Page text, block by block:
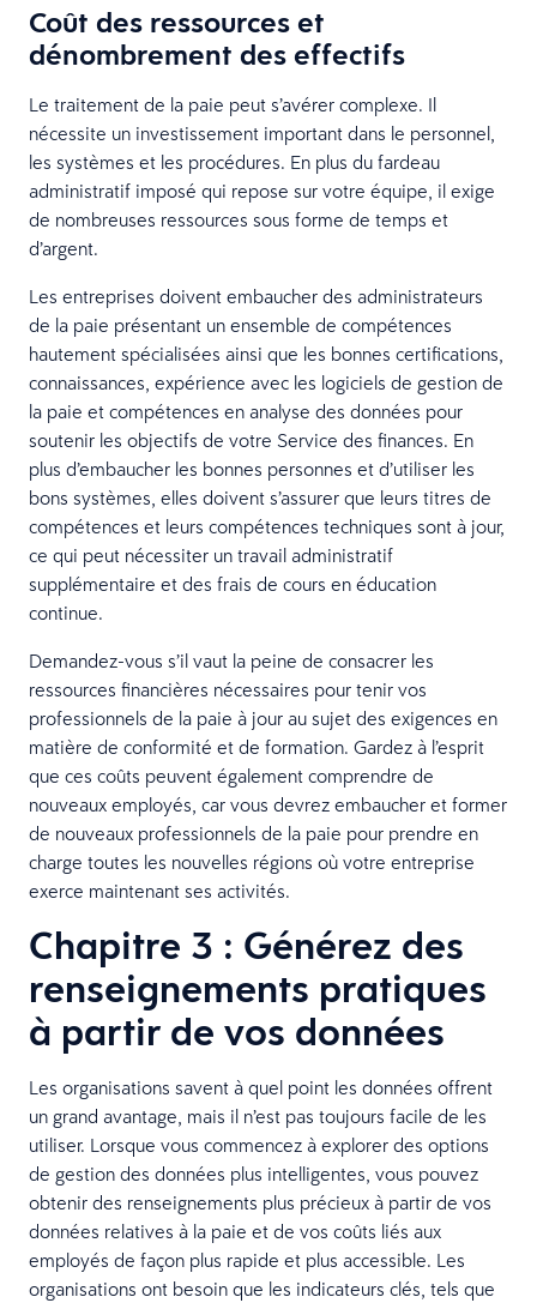
Coût des ressources et
dénombrement des effectifs
Le traitement de la paie peut s’avérer complexe. Il
nécessite un investissement important dans le personnel,
les systèmes et les procédures. En plus du fardeau
administratif imposé qui repose sur votre équipe, il exige
de nombreuses ressources sous forme de temps et
d’argent.
Les entreprises doivent embaucher des administrateurs
de la paie présentant un ensemble de compétences
hautement spécialisées ainsi que les bonnes certifications,
connaissances, expérience avec les logiciels de gestion de
la paie et compétences en analyse des données pour
soutenir les objectifs de votre Service des finances. En
plus d’embaucher les bonnes personnes et d’utiliser les
bons systèmes, elles doivent s’assurer que leurs titres de
compétences et leurs compétences techniques sont à jour,
ce qui peut nécessiter un travail administratif
supplémentaire et des frais de cours en éducation
continue.
Demandez-vous s’il vaut la peine de consacrer les
ressources financières nécessaires pour tenir vos
professionnels de la paie à jour au sujet des exigences en
matière de conformité et de formation. Gardez à l’esprit
que ces coûts peuvent également comprendre de
nouveaux employés, car vous devrez embaucher et former
de nouveaux professionnels de la paie pour prendre en
charge toutes les nouvelles régions où votre entreprise
exerce maintenant ses activités.
Chapitre 3 : Générez des
renseignements pratiques
à partir de vos données
Les organisations savent à quel point les données offrent
un grand avantage, mais il n’est pas toujours facile de les
utiliser. Lorsque vous commencez à explorer des options
de gestion des données plus intelligentes, vous pouvez
obtenir des renseignements plus précieux à partir de vos
données relatives à la paie et de vos coûts liés aux
employés de façon plus rapide et plus accessible. Les
organisations ont besoin que les indicateurs clés, tels que